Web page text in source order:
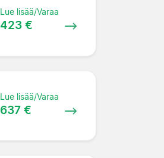
Lue lisää/Varaa
423 €
Lue lisää/Varaa
637 €